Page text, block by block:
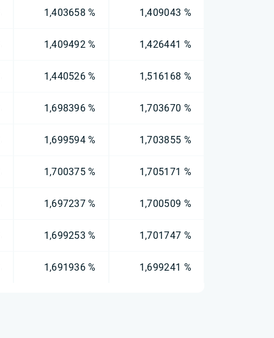
1,403658 % 1,409043 %
1,409492 % 1,426441 %
1,440526 % 1,516168 %
1,698396 % 1,703670 %
1,699594 % 1,703855 %
1,700375 % 1,705171 %
1,697237 % 1,700509 %
1,699253 % 1,701747 %
1,691936 % 1,699241 %